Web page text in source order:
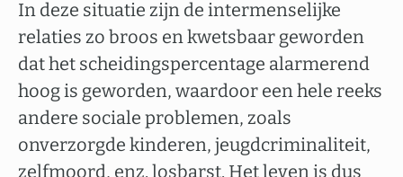
In deze situatie zijn de intermenselijke
relaties zo broos en kwetsbaar geworden
dat het scheidingspercentage alarmerend
hoog is geworden, waardoor een hele reeks
andere sociale problemen, zoals
onverzorgde kinderen, jeugdcriminaliteit,
zelfmoord, enz. losbarst. Het leven is dus